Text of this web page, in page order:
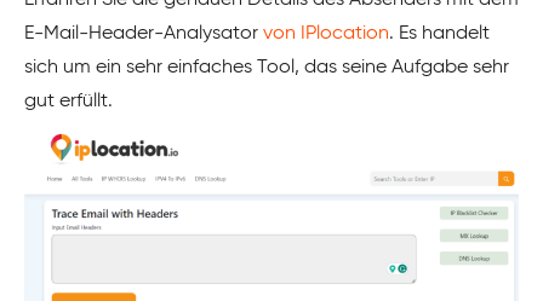
E-Mail-Header-Analysator von IPlocation. Es handelt
sich um ein sehr einfaches Tool, das seine Aufgabe sehr
gut erfüllt.